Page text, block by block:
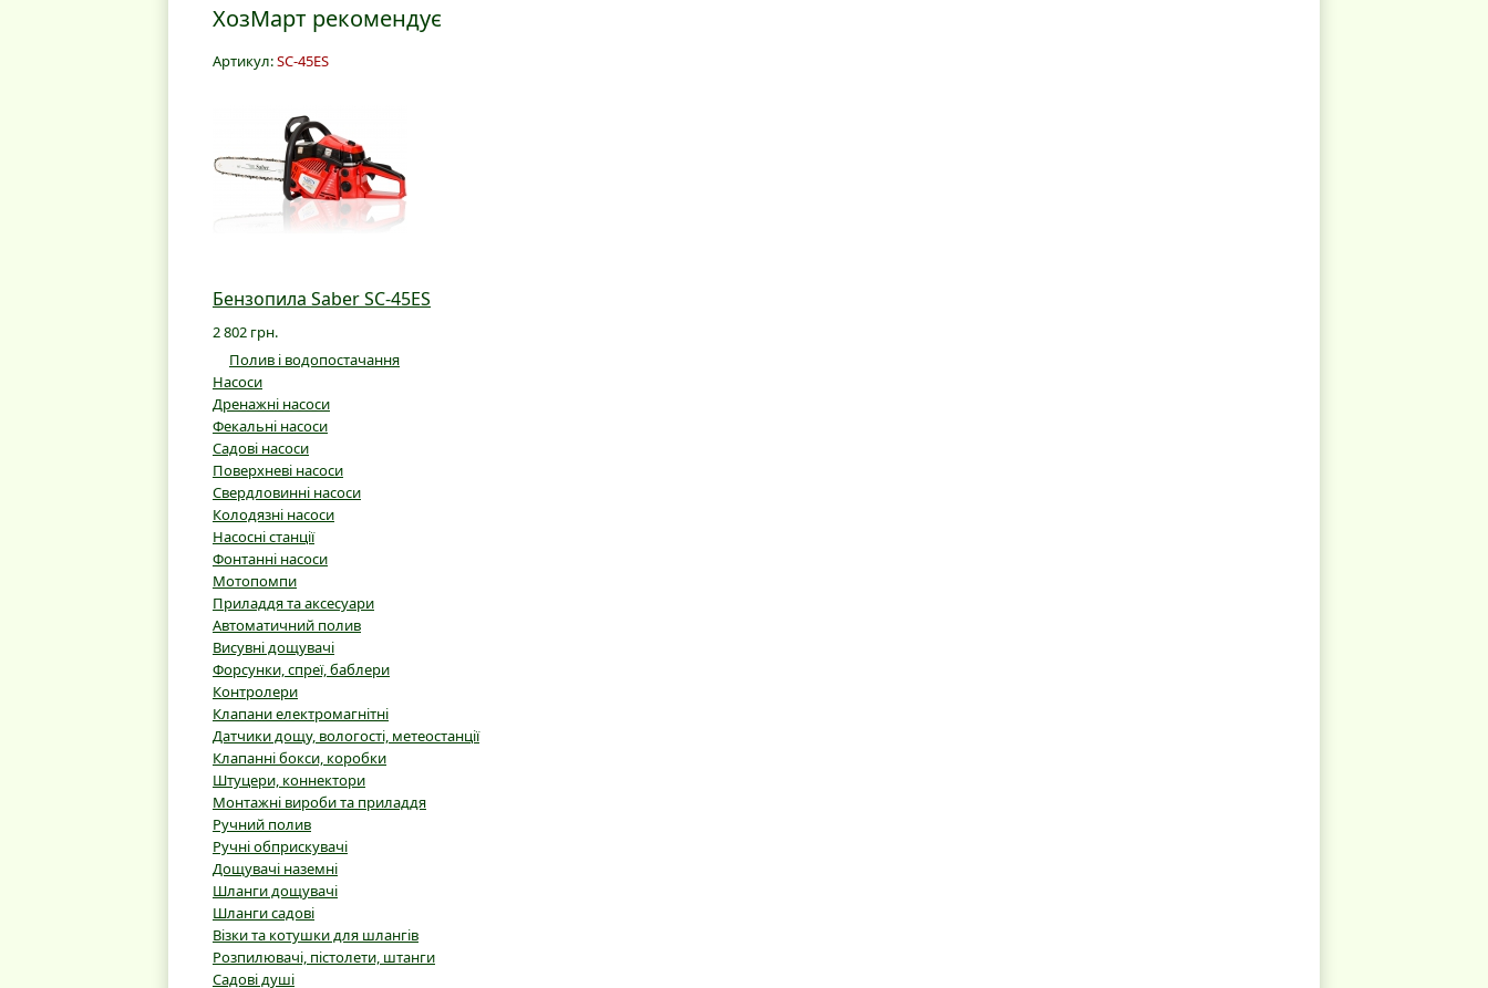
ХозМарт рекомендує
Артикул:SC-45ES
Бензопила Saber SC-45ES
2 802 грн.
Полив і водопостачання
Насоси
Дренажні насоси
Фекальні насоси
Садові насоси
Поверхневі насоси
Свердловинні насоси
Колодязні насоси
Насосні станції
Фонтанні насоси
Мотопомпи
Приладдя та аксесуари
Автоматичний полив
Висувні дощувачі
Форсунки, спреї, баблери
Контролери
Клапани електромагнітні
Датчики дощу, вологості, метеостанції
Клапанні бокси, коробки
Штуцери, коннектори
Монтажні вироби та приладдя
Ручний полив
Ручні обприскувачі
Дощувачі наземні
Шланги дощувачі
Шланги садові
Візки та котушки для шлангів
Розпилювачі, пістолети, штанги
Садові душі